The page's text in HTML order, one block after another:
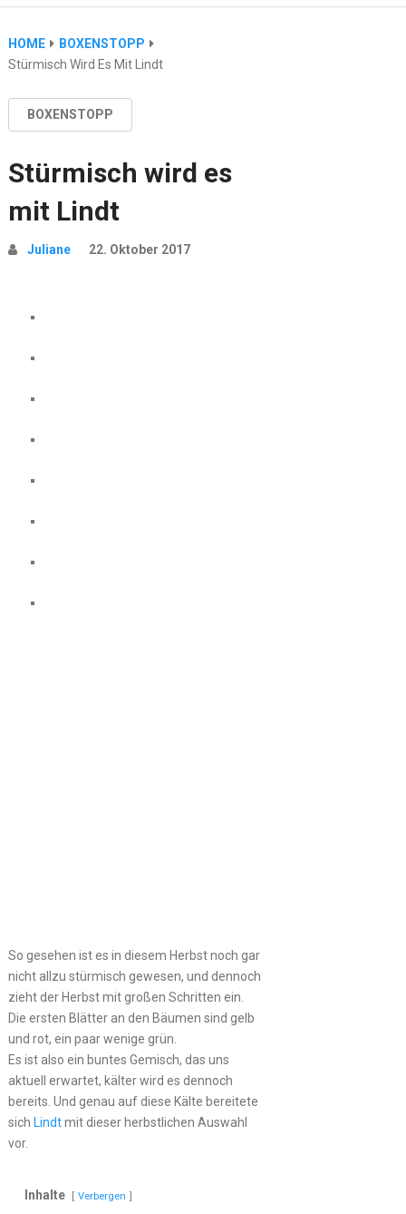
HOME
BOXENSTOPP
Stürmisch Wird Es Mit Lindt
BOXENSTOPP
Stürmisch wird es
mit Lindt
Juliane 22. Oktober 2017
So gesehen ist es in diesem Herbst noch gar
nicht allzu stürmisch gewesen, und dennoch
zieht der Herbst mit großen Schritten ein.
Die ersten Blätter an den Bäumen sind gelb
und rot, ein paar wenige grün.
Es ist also ein buntes Gemisch, das uns
aktuell erwartet, kälter wird es dennoch
bereits. Und genau auf diese Kälte bereitete
sich Lindtmit dieser herbstlichen Auswahl
vor.
Inhalte Verbergen